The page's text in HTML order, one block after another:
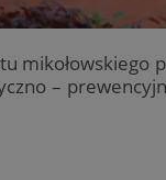
mikołowskiego
–